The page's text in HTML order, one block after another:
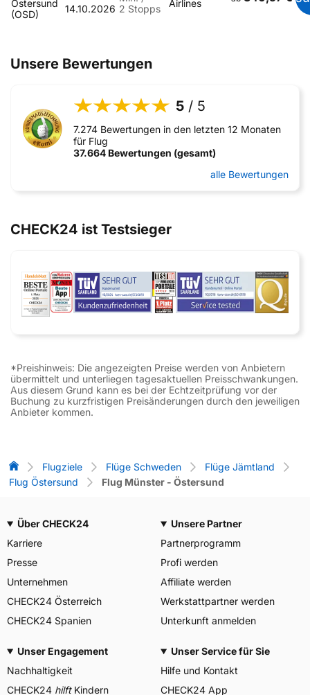
Östersund
(OSD)
14.10.2026 2 Stopps
Airlines
Unsere Bewertungen
5 / 5
7.274 Bewertungen in den letzten 12 Monaten
für Flug
37.664 Bewertungen (gesamt)
alle Bewertungen
CHECK24 ist Testsieger
*Preishinweis: Die angezeigten Preise werden von Anbietern
übermittelt und unterliegen tagesaktuellen Preisschwankungen.
Aus diesem Grund kann es bei der Echtzeitprüfung vor der
Buchung zu kurzfristigen Preisänderungen durch den jeweiligen
Anbieter kommen.
Flug-Vergleich
Flugziele Flüge Schweden
Flüge Jämtland
Flug Östersund
Flug Münster - Östersund
Über CHECK24
Karriere
Presse
Unternehmen
CHECK24 Österreich
CHECK24 Spanien
Unsere Partner
Partnerprogramm
Profi werden
Affiliate werden
Werkstattpartner werden
Unterkunft anmelden
Unser Engagement
Nachhaltigkeit
CHECK24 hilftKindern
Unser Service für Sie
Hilfe und Kontakt
CHECK24 App